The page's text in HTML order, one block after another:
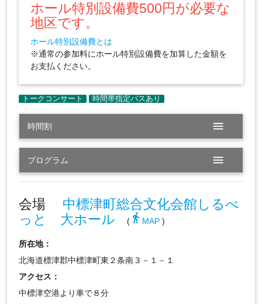
ホール特別設備費500円が必要な
地区です。
ホール特別設備費とは
※通常の参加料にホール特別設備費を加算した金額を
お支払ください。
時間割 menu
プログラム menu
会場 中標津町総合文化会館しるべ
っと 大ホール
(directions_walk MAP)
所在地：
北海道標津郡中標津町東２条南３－１－１
アクセス：
中標津空港より車で８分